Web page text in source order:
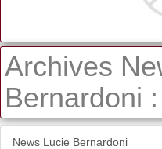
Archives
Bernardoni
News Lucie Bernardoni